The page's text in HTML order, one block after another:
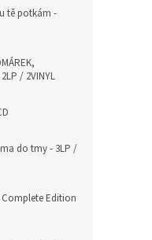
tě potkám -
/ 2VINYL
do tmy - 3LP /
Complete Edition